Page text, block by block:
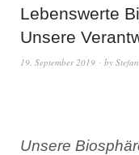
Lebenswerte
Unsere
19. September 2019 by
Unsere